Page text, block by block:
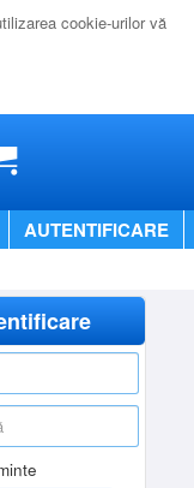
cookie-urilor vă
AUTENTIFICARE